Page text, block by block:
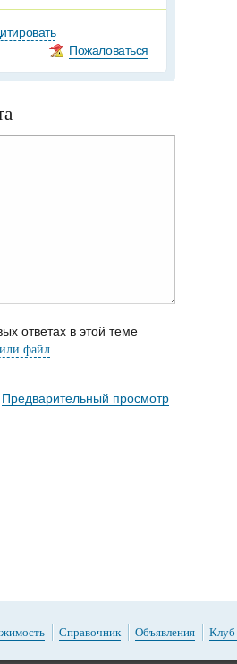
Пожаловаться
ответах в этой теме
файл
Предварительный просмотр
Справочник Объявления Клуб